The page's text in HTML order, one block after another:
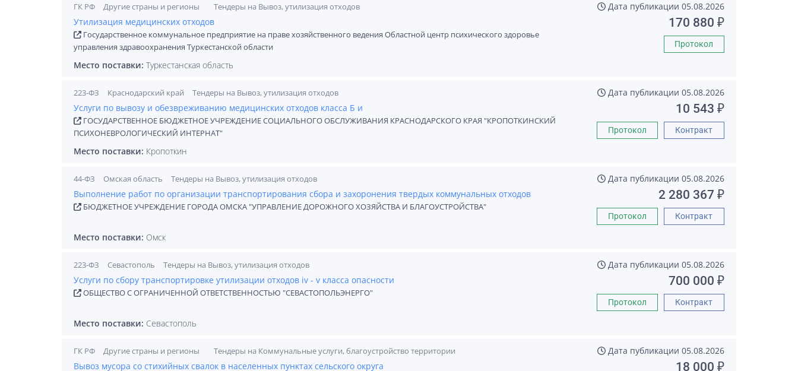
ГК РФ Другие страны и регионы Тендеры на Вывоз, утилизация отходов Дата публикации 05.08.2026
Утилизация медицинских отходов
Государственное коммунальное предприятие на праве хозяйственного ведения Областной центр психического здоровье
управления здравоохранения Туркестанской области
170 880 ₽
Протокол
Место поставки: Туркестанская область
223-ФЗ Краснодарский край Тендеры на Вывоз, утилизация отходов Дата публикации 05.08.2026
Услуги по вывозу и обезвреживанию медицинских отходов класса Б и
ГОСУДАРСТВЕННОЕ БЮДЖЕТНОЕ УЧРЕЖДЕНИЕ СОЦИАЛЬНОГО ОБСЛУЖИВАНИЯ КРАСНОДАРСКОГО КРАЯ "КРОПОТКИНСКИЙ
ПСИХОНЕВРОЛОГИЧЕСКИЙ ИНТЕРНАТ"
10 543 ₽
Протокол Контракт
Место поставки: Кропоткин
44-ФЗ Омская область Тендеры на Вывоз, утилизация отходов Дата публикации 05.08.2026
Выполнение работ по организации транспортирования сбора и захоронения твердых коммунальных отходов
БЮДЖЕТНОЕ УЧРЕЖДЕНИЕ ГОРОДА ОМСКА "УПРАВЛЕНИЕ ДОРОЖНОГО ХОЗЯЙСТВА И БЛАГОУСТРОЙСТВА"
2 280 367 ₽
Протокол Контракт
Место поставки: Омск
223-ФЗ Севастополь Тендеры на Вывоз, утилизация отходов Дата публикации 05.08.2026
Услуги по сбору транспортировке утилизации отходов iv - v класса опасности
ОБЩЕСТВО С ОГРАНИЧЕННОЙ ОТВЕТСТВЕННОСТЬЮ "СЕВАСТОПОЛЬЭНЕРГО"
700 000 ₽
Протокол Контракт
Место поставки: Севастополь
ГК РФ Другие страны и регионы Тендеры на Коммунальные услуги, благоустройство территории Дата публикации 05.08.2026
Вывоз мусора со стихийных свалок в населенных пунктах сельского округа
18 000 ₽